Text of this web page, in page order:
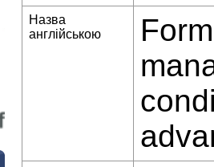
Назва
англійською